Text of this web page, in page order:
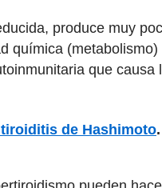
produce muy
química
que
de Hashimoto.